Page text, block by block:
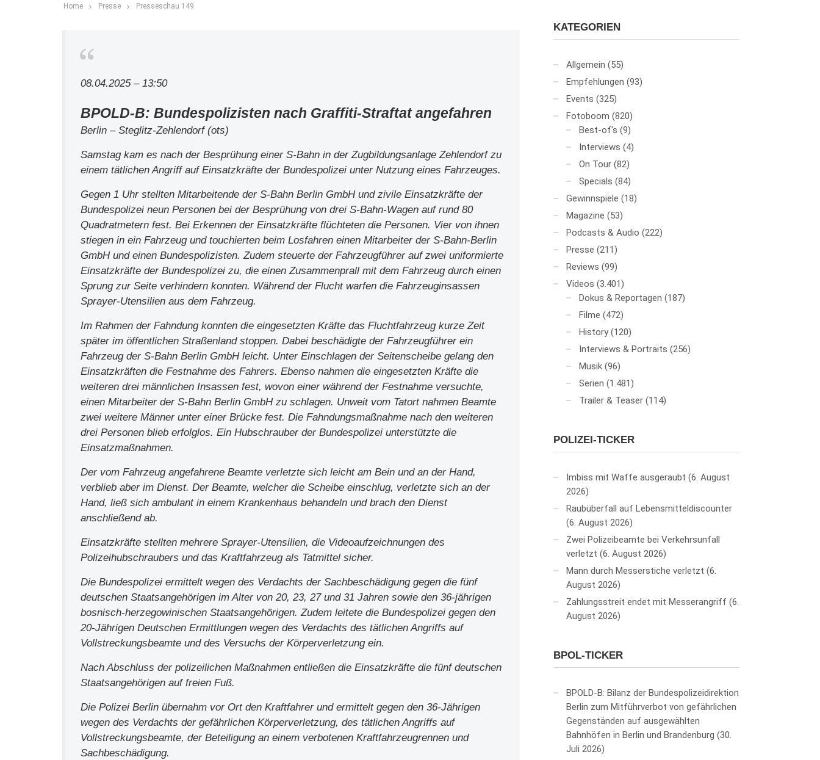
Home Presse Presseschau 149
08.04.2025 – 13:50
BPOLD-B: Bundespolizisten nach Graffiti-Straftat angefahren
Berlin – Steglitz-Zehlendorf (ots)
Samstag kam es nach der Besprühung einer S-Bahn in der Zugbildungsanlage Zehlendorf zu
einem tätlichen Angriff auf Einsatzkräfte der Bundespolizei unter Nutzung eines Fahrzeuges.
Gegen 1 Uhr stellten Mitarbeitende der S-Bahn Berlin GmbH und zivile Einsatzkräfte der
Bundespolizei neun Personen bei der Besprühung von drei S-Bahn-Wagen auf rund 80
Quadratmetern fest. Bei Erkennen der Einsatzkräfte flüchteten die Personen. Vier von ihnen
stiegen in ein Fahrzeug und touchierten beim Losfahren einen Mitarbeiter der S-Bahn-Berlin
GmbH und einen Bundespolizisten. Zudem steuerte der Fahrzeugführer auf zwei uniformierte
Einsatzkräfte der Bundespolizei zu, die einen Zusammenprall mit dem Fahrzeug durch einen
Sprung zur Seite verhindern konnten. Während der Flucht warfen die Fahrzeuginsassen
Sprayer-Utensilien aus dem Fahrzeug.
Im Rahmen der Fahndung konnten die eingesetzten Kräfte das Fluchtfahrzeug kurze Zeit
später im öffentlichen Straßenland stoppen. Dabei beschädigte der Fahrzeugführer ein
Fahrzeug der S-Bahn Berlin GmbH leicht. Unter Einschlagen der Seitenscheibe gelang den
Einsatzkräften die Festnahme des Fahrers. Ebenso nahmen die eingesetzten Kräfte die
weiteren drei männlichen Insassen fest, wovon einer während der Festnahme versuchte,
einen Mitarbeiter der S-Bahn Berlin GmbH zu schlagen. Unweit vom Tatort nahmen Beamte
zwei weitere Männer unter einer Brücke fest. Die Fahndungsmaßnahme nach den weiteren
drei Personen blieb erfolglos. Ein Hubschrauber der Bundespolizei unterstützte die
Einsatzmaßnahmen.
Der vom Fahrzeug angefahrene Beamte verletzte sich leicht am Bein und an der Hand,
verblieb aber im Dienst. Der Beamte, welcher die Scheibe einschlug, verletzte sich an der
Hand, ließ sich ambulant in einem Krankenhaus behandeln und brach den Dienst
anschließend ab.
Einsatzkräfte stellten mehrere Sprayer-Utensilien, die Videoaufzeichnungen des
Polizeihubschraubers und das Kraftfahrzeug als Tatmittel sicher.
Die Bundespolizei ermittelt wegen des Verdachts der Sachbeschädigung gegen die fünf
deutschen Staatsangehörigen im Alter von 20, 23, 27 und 31 Jahren sowie den 36-jährigen
bosnisch-herzegowinischen Staatsangehörigen. Zudem leitete die Bundespolizei gegen den
20-Jährigen Deutschen Ermittlungen wegen des Verdachts des tätlichen Angriffs auf
Vollstreckungsbeamte und des Versuchs der Körperverletzung ein.
Nach Abschluss der polizeilichen Maßnahmen entließen die Einsatzkräfte die fünf deutschen
Staatsangehörigen auf freien Fuß.
Die Polizei Berlin übernahm vor Ort den Kraftfahrer und ermittelt gegen den 36-Jährigen
wegen des Verdachts der gefährlichen Körperverletzung, des tätlichen Angriffs auf
Vollstreckungsbeamte, der Beteiligung an einem verbotenen Kraftfahrzeugrennen und
Sachbeschädigung.
KATEGORIEN
Allgemein (55)
Empfehlungen (93)
Events (325)
Fotoboom (820)
Best-of's (9)
Interviews (4)
On Tour (82)
Specials (84)
Gewinnspiele (18)
Magazine (53)
Podcasts & Audio (222)
Presse (211)
Reviews (99)
Videos (3.401)
Dokus & Reportagen (187)
Filme (472)
History (120)
Interviews & Portraits (256)
Musik (96)
Serien (1.481)
Trailer & Teaser (114)
POLIZEI-TICKER
Imbiss mit Waffe ausgeraubt 6. August
2026
Raubüberfall auf Lebensmitteldiscounter
6. August 2026
Zwei Polizeibeamte bei Verkehrsunfall
verletzt 6. August 2026
Mann durch Messerstiche verletzt 6.
August 2026
Zahlungsstreit endet mit Messerangriff 6.
August 2026
BPOL-TICKER
BPOLD-B: Bilanz der Bundespolizeidirektion
Berlin zum Mitführverbot von gefährlichen
Gegenständen auf ausgewählten
Bahnhöfen in Berlin und Brandenburg 30.
Juli 2026